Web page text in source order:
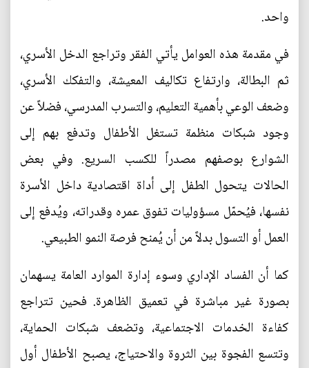
واحد.
في مقدمة هذه العوامل يأتي الفقر وتراجع الدخل الأسري،
ثم البطالة، وارتفاع تكاليف المعيشة، والتفكك الأسري،
وضعف الوعي بأهمية التعليم، والتسرب المدرسي، فضلاً عن
وجود شبكات منظمة تستغل الأطفال وتدفع بهم إلى
الشوارع بوصفهم مصدراً للكسب السريع. وفي بعض
الحالات يتحول الطفل إلى أداة اقتصادية داخل الأسرة
نفسها، فيُحمّل مسؤوليات تفوق عمره وقدراته، ويُدفع إلى
العمل أو التسول بدلاً من أن يُمنح فرصة النمو الطبيعي.
كما أن الفساد الإداري وسوء إدارة الموارد العامة يسهمان
بصورة غير مباشرة في تعميق الظاهرة. فحين تتراجع
كفاءة الخدمات الاجتماعية، وتضعف شبكات الحماية،
وتتسع الفجوة بين الثروة والاحتياج، يصبح الأطفال أول